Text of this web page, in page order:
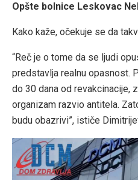
Opšte bolnice Leskovac
Kako kaže, očekuje se da
“Reč je o tome da se ljudi
predstavlja realnu opasnost.
do 30 dana od revakcinacije,
organizam razvio antitela.
budu obazrivi”, ističe